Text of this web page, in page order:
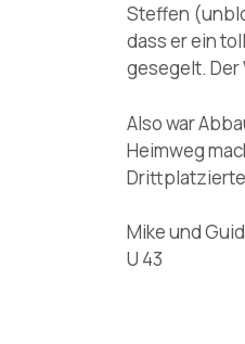
Steffen
dass er ein
gesegelt.
Also war
Heimweg
Mike und
U 43